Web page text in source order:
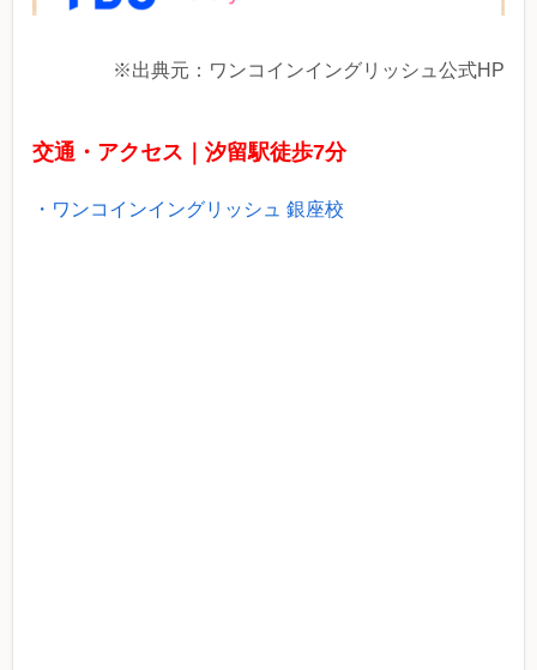
※出典元：ワンコインイングリッシュ公式HP
交通・アクセス｜汐留駅徒歩7分
・ワンコインイングリッシュ 銀座校